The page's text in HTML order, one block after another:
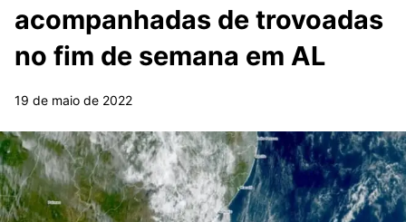
acompanhadas de trovoadas
no fim de semana em AL
19 de maio de 2022